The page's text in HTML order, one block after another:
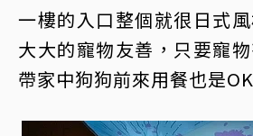
一樓的入口整個就很日式
大大的寵物友善，只要寵
帶家中狗狗前來用餐也是